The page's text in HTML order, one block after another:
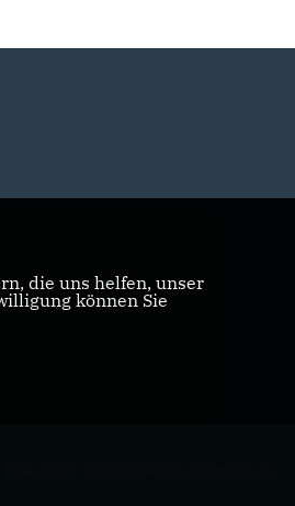
die uns helfen, unser
können Sie